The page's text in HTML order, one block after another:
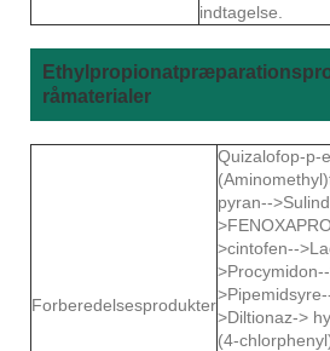
indtagelse.
råmaterialer
Forberedelsesprodukter
Quizalofop-p-
pyran--
>cintofen--
>Diltionaz->
(4-